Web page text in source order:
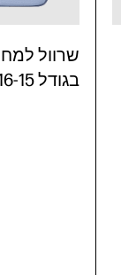
בגודל 16-15 אינץ' (C3TR6AA)